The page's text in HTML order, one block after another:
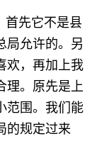
先它不是县
局允许的。另
欢，再加上我
理。原先是上
范围。我们能
的规定过来